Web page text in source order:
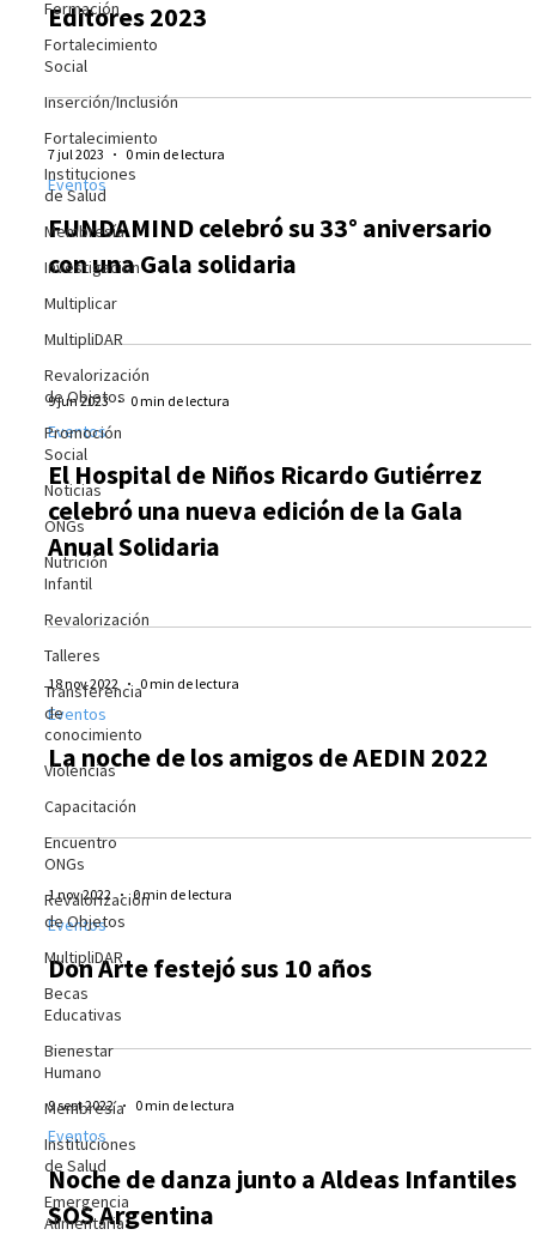
Formación
Fortalecimiento
Social
Inserción/Inclusión
Fortalecimiento
Instituciones
de Salud
Membresía
Investigación
Multiplicar
MultipliDAR
Revalorización
de Objetos
Promoción
Social
Noticias
ONGs
Nutrición
Infantil
Revalorización
Talleres
Transferencia
de
conocimiento
Violencias
Capacitación
Encuentro
ONGs
Revalorización
de Objetos
MultipliDAR
Becas
Educativas
Bienestar
Humano
Membresía
Instituciones
de Salud
Emergencia
Alimentaria
Editores 2023
7 jul 2023 0 min de lectura
Eventos
FUNDAMIND celebró su 33° aniversario
con una Gala solidaria
9 jun 2023 0 min de lectura
Eventos
El Hospital de Niños Ricardo Gutiérrez
celebró una nueva edición de la Gala
Anual Solidaria
18 nov 2022 0 min de lectura
Eventos
La noche de los amigos de AEDIN 2022
1 nov 2022 0 min de lectura
Eventos
Don Arte festejó sus 10 años
9 sept 2022 0 min de lectura
Eventos
Noche de danza junto a Aldeas Infantiles
SOS Argentina